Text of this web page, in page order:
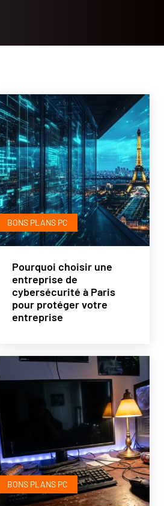
BONS PLANS PC
Pourquoi choisir une
entreprise de
cybersécurité à Paris
pour protéger votre
entreprise
BONS PLANS PC